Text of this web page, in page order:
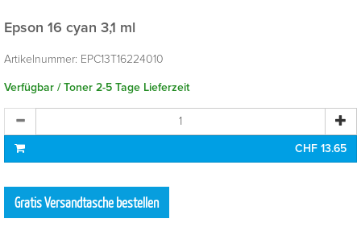
Epson 16 cyan 3,1 ml
Artikelnummer: EPC13T16224010
Verfügbar / Toner 2-5 Tage Lieferzeit
CHF 13.65
Gratis Versandtasche bestellen